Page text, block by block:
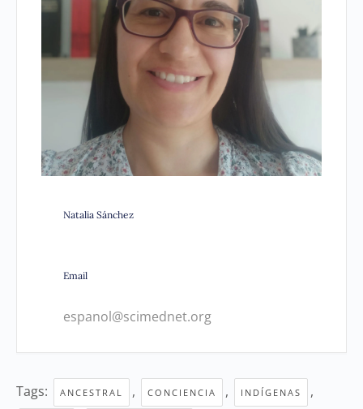
Natalia Sánchez
Email
espanol@scimednet.org
Tags: ANCESTRAL , CONCIENCIA , INDÍGENAS ,